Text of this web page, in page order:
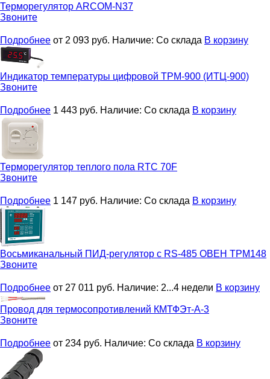
Терморегулятор ARCOM-N37
Звоните
Подробнее от 2 093 руб. Наличие: Со склада В корзину
Индикатор температуры цифровой ТРМ-900 (ИТЦ-900)
Звоните
Подробнее 1 443 руб. Наличие: Со склада В корзину
Терморегулятор теплого пола RTC 70F
Звоните
Подробнее 1 147 руб. Наличие: Со склада В корзину
Восьмиканальный ПИД-регулятор с RS-485 ОВЕН ТРМ148
Звоните
Подробнее от 27 011 руб. Наличие: 2...4 недели В корзину
Провод для термосопротивлений КМТФЭт-А-3
Звоните
Подробнее от 234 руб. Наличие: Со склада В корзину